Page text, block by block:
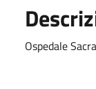
Ospedale